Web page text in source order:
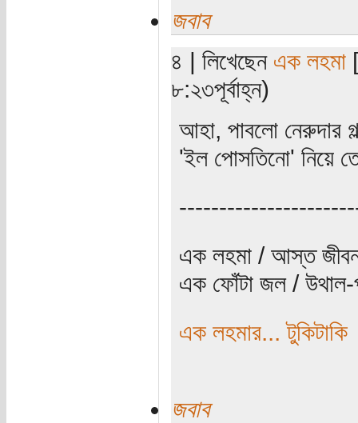
জবাব
৪ | লিখেছেন এক লহমা
৮:২৩পূর্বাহ্ন)
আহা, পাবলো নেরুদার
'ইল পোসতিনো' নিয়ে
এক লহমা / আস্ত
এক ফোঁটা জল /
এক লহমার... টুকিটাকি
জবাব